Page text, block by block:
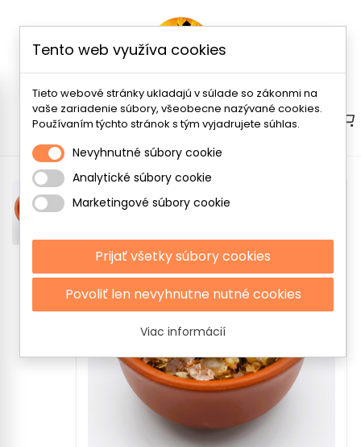
Menu
Tento web využíva cookies
Tieto webové stránky ukladajú v súlade so zákonmi na
vaše zariadenie súbory, všeobecne nazývané cookies.
Používaním týchto stránok s tým vyjadrujete súhlas.
Nevyhnutné súbory cookie
Analytické súbory cookie
Marketingové súbory cookie
Prijať všetky súbory cookies
Povoliť len nevyhnutne nutné cookies
Viac informácií